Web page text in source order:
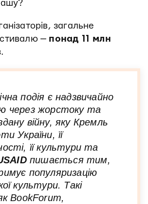
загальне
— понад 11 млн
.
подія є надзвичайно
через жорстоку та
війну, яку Кремль
України, її
її культури та
пишається тим,
популяризацію
культури. Такі
BookForum,